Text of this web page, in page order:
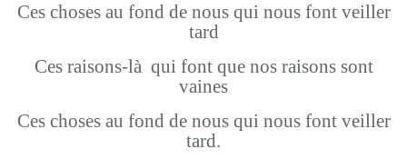
Ces choses au fond de nous qui nous font veiller
tard
Ces raisons-là qui font que nos raisons sont
vaines
Ces choses au fond de nous qui nous font veiller
tard.